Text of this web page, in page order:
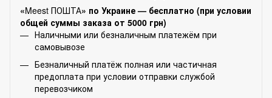
«Meest ПОШТА» по Украине — бесплатно (при условии
общей суммы заказа от 5000 грн)
Наличными или безналичным платежём при
самовывозе
Безналичный платёж полная или частичная
предоплата при условии отправки службой
перевозчиком